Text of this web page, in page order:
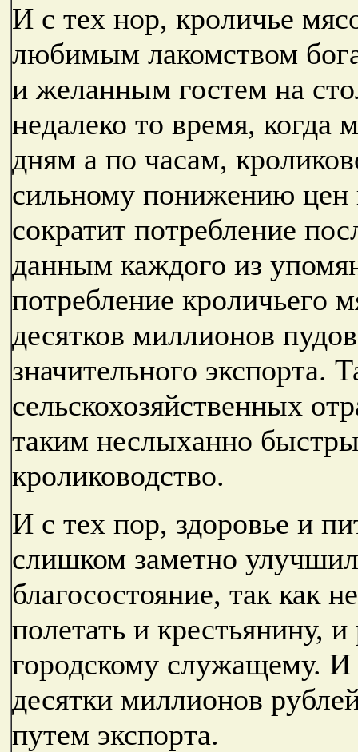
И с тех нор, кроличье
любимым лакомством
и желанным гостем на
недалеко то время, когда
дням а по часам,
сильному понижению цен
сократит потребление
данным каждого из
потребление кроличьего
десятков миллионов
значительного экспорта.
сельскохозяйственных
таким неслыханно
кролиководство.
И с тех пор, здоровье и
слишком заметно
благосостояние, так как
полетать и крестьянину,
городскому служащему. И
десятки миллионов
путем экспорта.